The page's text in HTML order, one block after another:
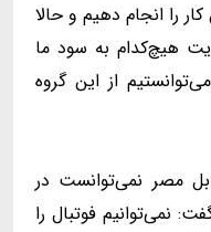
را انجام دهیم و حالا
هیچ‌کدام به سود ما
از این گروه
مصر نمی‌توانست در
نمی‌توانیم فوتبال را